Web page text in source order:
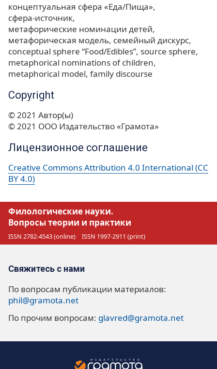
концептуальная сфера «Еда/Пища»
сфера-источник
метафорические номинации детей
метафорическая модель семейный дискурс
conceptual sphere “Food/Edibles” source sphere
metaphorical nominations of children
metaphorical model family discourse
Copyright
© 2021 Автор(ы)
© 2021 ООО Издательство «Грамота»
Лицензионное соглашение
Creative Commons Attribution 4.0 International (CC
BY 4.0)
Филологические науки.
Вопросы теории и практики
ISSN 2782-4543 (online) ISSN 1997-2911 (print)
Свяжитесь с нами
По вопросам публикации материалов:
phil@gramota.net
По прочим вопросам: glavred@gramota.net